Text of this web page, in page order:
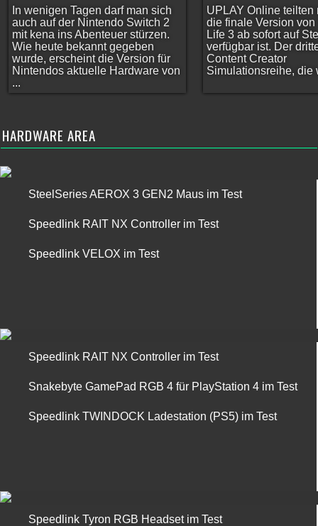
In wenigen Tagen darf man sich
auch auf der Nintendo Switch 2
mit kena ins Abenteuer stürzen.
Wie heute bekannt gegeben
wurde, erscheint die Version für
Nintendos aktuelle Hardware von
...
UPLAY Online teilten
die finale Version von
Life 3 ab sofort auf
verfügbar ist. Der
Content Creator
Simulationsreihe, die
HARDWARE AREA
SteelSeries AEROX 3 GEN2 Maus im Test
Speedlink RAIT NX Controller im Test
Speedlink VELOX im Test
Speedlink RAIT NX Controller im Test
Snakebyte GamePad RGB 4 für PlayStation 4 im Test
Speedlink TWINDOCK Ladestation (PS5) im Test
Speedlink Tyron RGB Headset im Test